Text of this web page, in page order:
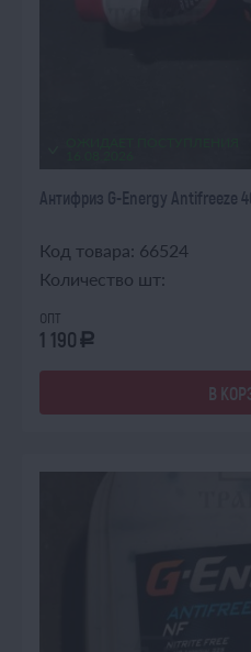
Антифриз G-Energy Antifreeze
Код товара: 66524
Количество шт:
опт
1 190 a
В